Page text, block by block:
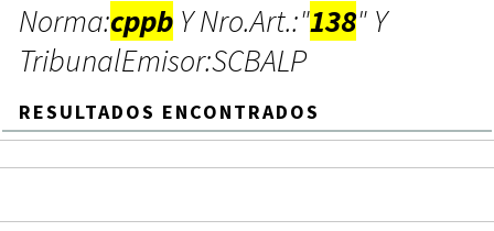
Norma:cppb Y Nro.Art.:"138" Y
TribunalEmisor:SCBALP
RESULTADOS ENCONTRADOS